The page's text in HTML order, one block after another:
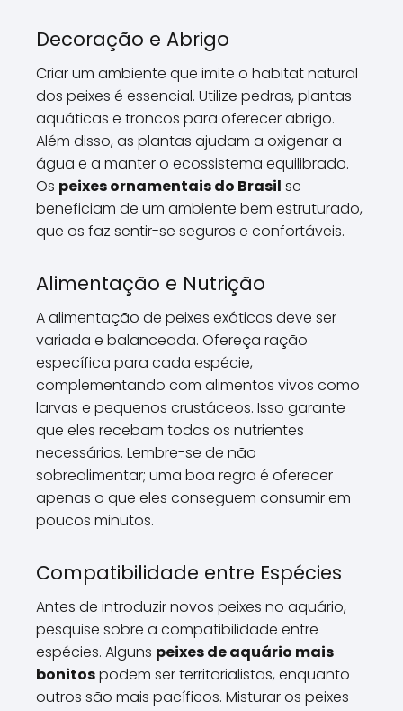
Decoração e Abrigo
Criar um ambiente que imite o habitat natural
dos peixes é essencial. Utilize pedras, plantas
aquáticas e troncos para oferecer abrigo.
Além disso, as plantas ajudam a oxigenar a
água e a manter o ecossistema equilibrado.
Os peixes ornamentais do Brasil se
beneficiam de um ambiente bem estruturado,
que os faz sentir-se seguros e confortáveis.
Alimentação e Nutrição
A alimentação de peixes exóticos deve ser
variada e balanceada. Ofereça ração
específica para cada espécie,
complementando com alimentos vivos como
larvas e pequenos crustáceos. Isso garante
que eles recebam todos os nutrientes
necessários. Lembre-se de não
sobrealimentar; uma boa regra é oferecer
apenas o que eles conseguem consumir em
poucos minutos.
Compatibilidade entre Espécies
Antes de introduzir novos peixes no aquário,
pesquise sobre a compatibilidade entre
espécies. Alguns peixes de aquário mais
bonitospodem ser territorialistas, enquanto
outros são mais pacíficos. Misturar os peixes